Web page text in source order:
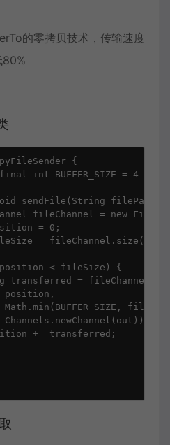
的零拷贝技术，传输速度
{
int BUFFER_SIZE = 4 *
sendFile(String filePath,
fileChannel = new
= 0;
= fileChannel.size();
< fileSize) {
transferred =
position,
Math.min(BUFFER_SIZE,
+= transferred;